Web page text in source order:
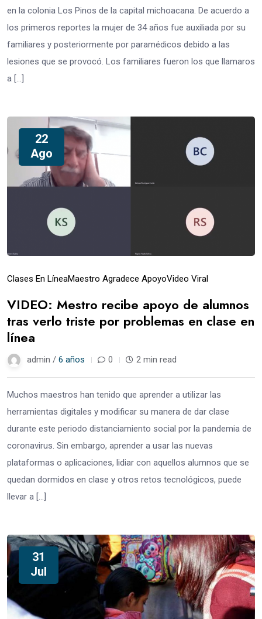
en la colonia Los Pinos de la capital michoacana. De acuerdo a
los primeros reportes la mujer de 34 años fue auxiliada por su
familiares y posteriormente por paramédicos debido a las
lesiones que se provocó. Los familiares fueron los que llamaros
a […]
22
Ago
Clases En LíneaMaestro Agradece ApoyoVideo Viral
VIDEO: Mestro recibe apoyo de alumnos
tras verlo triste por problemas en clase en
línea
admin / 6 años 0 2 min read
Muchos maestros han tenido que aprender a utilizar las
herramientas digitales y modificar su manera de dar clase
durante este periodo distanciamiento social por la pandemia de
coronavirus. Sin embargo, aprender a usar las nuevas
plataformas o aplicaciones, lidiar con aquellos alumnos que se
quedan dormidos en clase y otros retos tecnológicos, puede
llevar a […]
31
Jul